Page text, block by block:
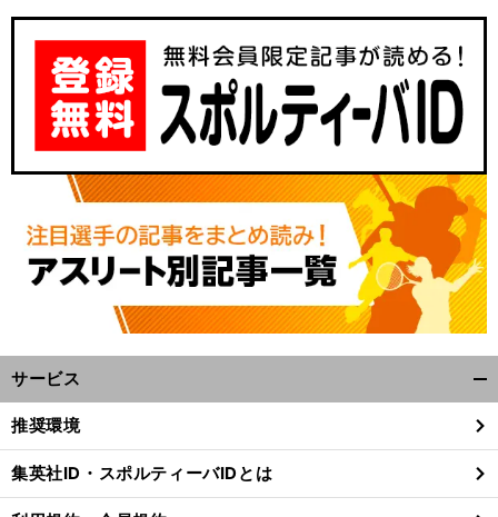
サービス
閉
る
推奨環境
集英社ID・スポルティーバIDとは